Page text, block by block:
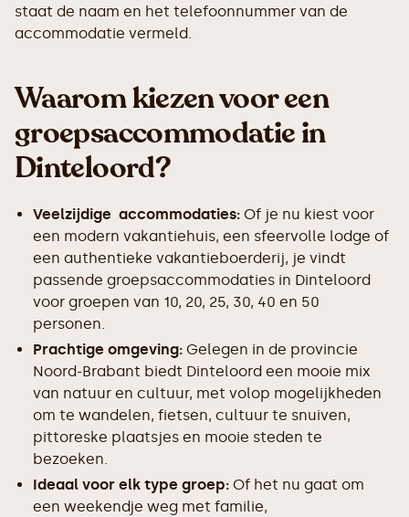
staat de naam en het telefoonnummer van de
accommodatie vermeld.
Waarom kiezen voor een
groepsaccommodatie in
Dinteloord?
Veelzijdige accommodaties: Of je nu kiest voor
een modern vakantiehuis, een sfeervolle lodge of
een authentieke vakantieboerderij, je vindt
passende groepsaccommodaties in Dinteloord
voor groepen van 10, 20, 25, 30, 40 en 50
personen.
Prachtige omgeving: Gelegen in de provincie
Noord-Brabant biedt Dinteloord een mooie mix
van natuur en cultuur, met volop mogelijkheden
om te wandelen, fietsen, cultuur te snuiven,
pittoreske plaatsjes en mooie steden te
bezoeken.
Ideaal voor elk type groep: Of het nu gaat om
een weekendje weg met familie,